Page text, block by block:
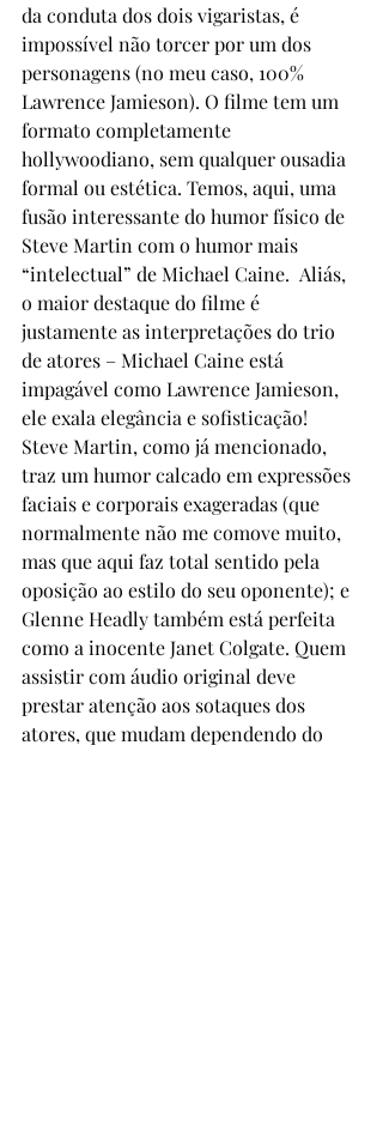
da conduta dos dois vigaristas, é
impossível não torcer por um dos
personagens (no meu caso, 100%
Lawrence Jamieson). O filme tem um
formato completamente
hollywoodiano, sem qualquer ousadia
formal ou estética. Temos, aqui, uma
fusão interessante do humor físico de
Steve Martin com o humor mais
“intelectual” de Michael Caine.  Aliás,
o maior destaque do filme é
justamente as interpretações do trio
de atores – Michael Caine está
impagável como Lawrence Jamieson,
ele exala elegância e sofisticação!
Steve Martin, como já mencionado,
traz um humor calcado em expressões
faciais e corporais exageradas (que
normalmente não me comove muito,
mas que aqui faz total sentido pela
oposição ao estilo do seu oponente); e
Glenne Headly também está perfeita
como a inocente Janet Colgate. Quem
assistir com áudio original deve
prestar atenção aos sotaques dos
atores, que mudam dependendo do